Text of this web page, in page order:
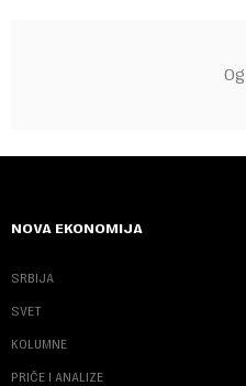
NOVA EKONOMIJA
SRBIJA
SVET
KOLUMNE
PRIČE I ANALIZE